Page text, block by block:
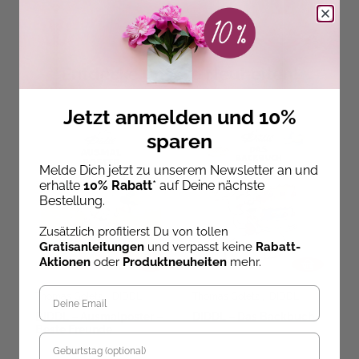
Entdecke unsere Neuheiten!
,
DIDDL – Ausmalposter –
Beste Freunde
Jetzt anmelden und 10%
sparen
Melde Dich jetzt zu unserem Newsletter an und
erhalte 10% Rabatt* auf Deine nächste
Bestellung.
Zusätzlich profitierst Du von tollen
Gratisanleitungen und verpasst keine Rabatt-
Aktionen oder Produktneuheiten mehr.
Geburtstag